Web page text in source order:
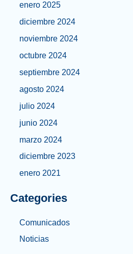
enero 2025
diciembre 2024
noviembre 2024
octubre 2024
septiembre 2024
agosto 2024
julio 2024
junio 2024
marzo 2024
diciembre 2023
enero 2021
Categories
Comunicados
Noticias